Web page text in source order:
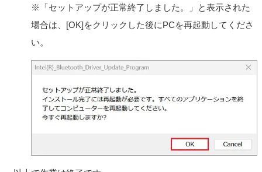
は無償で公に入手可能なソフトウェアを含むものまたは
その派生物であり、かつ②本契約の規定と異なる定めの
適用を受けるソフトウェア（対象となるソフトウェアお
よびその派生物をソースコードの形式で開示または頒布
して自由に使用許諾させる義務等を含むがこれに限られ
やGNU Lesser/Library General Public License (LGPL) に
基づいてライセンスされているソフトウェアを含むがこ
れに限らない。）（以下「オープンソースソフトウェ
VAIOが開示するオープンソースソフトウェアのソースコ
ードは、https://vaio.com/opensource/またはその他VAIO
の指定するサイトをご確認ください。
※「セットアップが正常終了しました。」と表示された
場合は、[OK]をクリックした後にPCを再起動してくださ
い。